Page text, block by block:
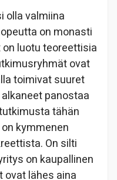
olla valmiina
on monasti
luotu teoreettisia
ovat
toimivat suuret
panostaa
tähän
kymmenen
On silti
on kaupallinen
ovat lähes aina